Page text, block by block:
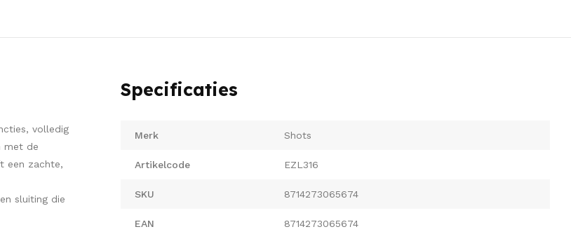
volledig
met de
een zachte,
sluiting die
Specificaties
Merk Shots
Artikelcode EZL316
SKU 8714273065674
EAN 8714273065674